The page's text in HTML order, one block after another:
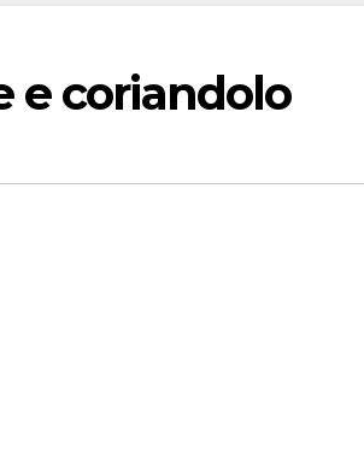
e coriandolo